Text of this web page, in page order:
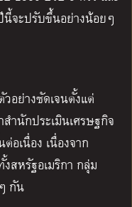
จะปรับขึ้นอย่างน้อยๆ
วอย่างชัดเจนตั้งแต่
ำนักประเมินเศรษฐกิจ
อเนื่อง เนื่องจาก
สหรัฐอเมริกา กลุ่ม
กัน